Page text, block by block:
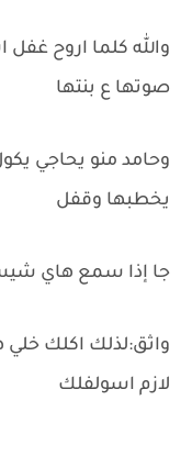
والله كلما اروح
صوتها ع بنتها
وحامد منو يحاجي
يخطبها وقفل
جا إذا سمع هاي
واثق:لذلك اكلك خلي
لازم اسولفلك